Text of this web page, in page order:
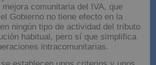
comunitaria del IVA, que
Gobierno no tiene efecto en la
ningún tipo de actividad del tributo
habitual, pero sí que simplifica
intracomunitarias.